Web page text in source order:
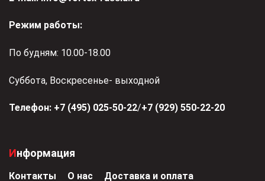
Режим работы:
По будням: 10.00-18.00
Суббота, Воскресенье- выходной
Телефон: +7 (495) 025-50-22/+7 (929) 550-22-20
Информация
Контакты О нас Доставка и оплата